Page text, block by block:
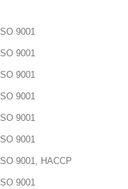
ISO 9001
ISO 9001
ISO 9001
ISO 9001
ISO 9001
ISO 9001
ISO 9001, HACCP
ISO 9001